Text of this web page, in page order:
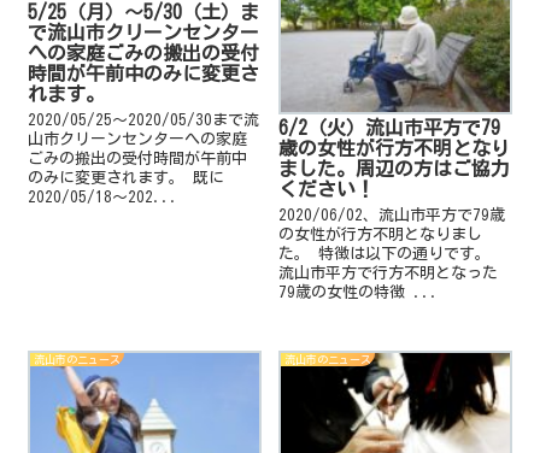
5/25（月）～5/30（土）ま
で流山市クリーンセンター
への家庭ごみの搬出の受付
時間が午前中のみに変更さ
れます。
2020/05/25～2020/05/30まで流
山市クリーンセンターへの家庭
ごみの搬出の受付時間が午前中
のみに変更されます。 既に
2020/05/18～202...
6/2（火）流山市平方で79
歳の女性が行方不明となり
ました。周辺の方はご協力
ください！
2020/06/02、流山市平方で79歳
の女性が行方不明となりまし
た。 特徴は以下の通りです。
流山市平方で行方不明となった
79歳の女性の特徴 ...
流山市のニュース 流山市のニュース